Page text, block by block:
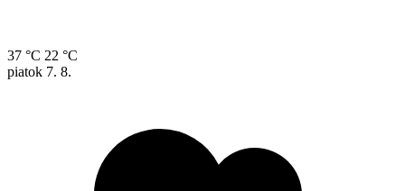
37 °C 22 °C
piatok 7. 8.